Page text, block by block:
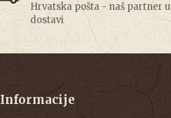
Hrvatska pošta - naš partner u
dostavi
Informacije